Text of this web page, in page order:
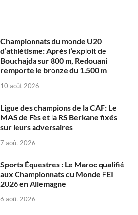
Championnats du monde U20
d’athlétisme: Après l’exploit de
Bouchajda sur 800 m, Redouani
remporte le bronze du 1.500 m
10 août 2026
Ligue des champions de la CAF: Le
MAS de Fès et la RS Berkane fixés
sur leurs adversaires
7 août 2026
Sports Équestres : Le Maroc qualifié
aux Championnats du Monde FEI
2026 en Allemagne
6 août 2026